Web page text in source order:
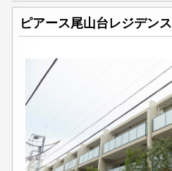
ピアース尾山台レジデンス